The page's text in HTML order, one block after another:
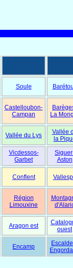
Soule
Castelloubon-
Campan
La
Vallée du Lys
Vallée
la
Vicdessos-
Garbet
Aston
Conflent
Région
Limouxine
Aragon est
ouest
Encamp